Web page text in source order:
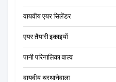
वायवीय एयर सिलेंडर
एयर तैयारी इकाइयों
पानी परिनालिका वाल्व
वायवीय थरथानेवाला